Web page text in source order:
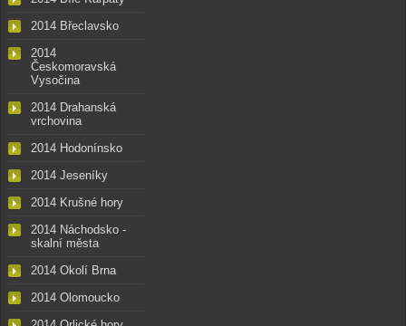
2014 Břeclavsko
2014
Českomoravská
Vysočina
2014 Drahanská
vrchovina
2014 Hodonínsko
2014 Jeseníky
2014 Krušné hory
2014 Náchodsko -
skalní města
2014 Okolí Brna
2014 Olomoucko